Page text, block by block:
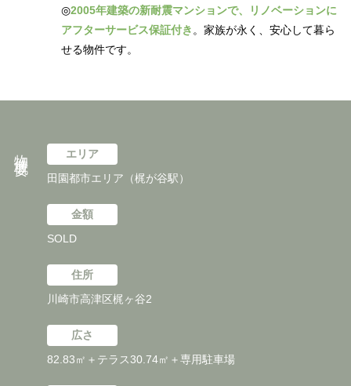
◎2005年建築の新耐震マンションで、リノベーションに
アフターサービス保証付き 。家族が永く、安心して暮ら
せる物件です。
エリア
田園都市エリア（梶が谷駅）
金額
SOLD
住所
川崎市高津区梶ヶ谷2
広さ
82.83㎡＋テラス30.74㎡＋専用駐車場